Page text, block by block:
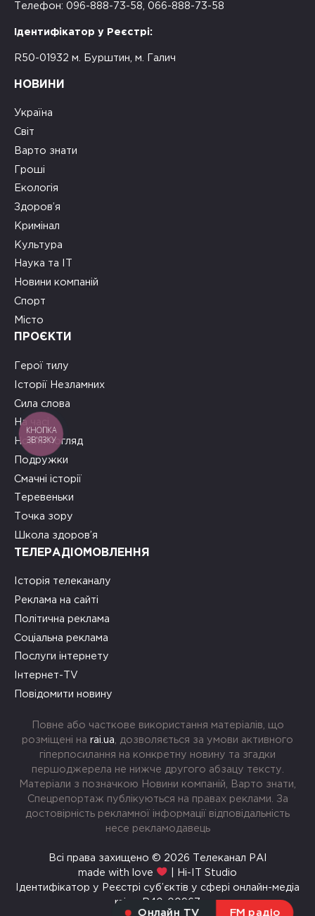
Онлайн TV FM радіо
Телефон: 096-888-73-58, 066-888-73-58
Ідентифікатор у Реєстрі:
R50-01932 м. Бурштин, м. Галич
НОВИНИ
Україна
Світ
Варто знати
Гроші
Екологія
Здоров’я
Кримінал
Культура
Наука та ІТ
Новини компаній
Спорт
Місто
ПРОЄКТИ
Герої тилу
Історії Незламних
Сила слова
На часі
Новий погляд
Подружки
Смачні історії
Теревеньки
Точка зору
Школа здоров’я
ТЕЛЕРАДІОМОВЛЕННЯ
Історія телеканалу
Реклама на сайті
Політична реклама
Соціальна реклама
Послуги інтернету
Інтернет-TV
Повідомити новину
Повне або часткове використання матеріалів, що
розміщені на rai.ua , дозволяється за умови активного
гіперпосилання на конкретну новину та згадки
першоджерела не нижче другого абзацу тексту.
Матеріали з позначкою Новини компаній, Варто знати,
Спецрепортаж публікуються на правах реклами. За
достовірність рекламної інформації відповідальність
несе рекламодавець
Всі права захищено © 2026 Телеканал РАІ
made with love
| Hi-IT Studio
Ідентифікатор у Реєстрі суб’єктів у сфері онлайн-медіа
rai.ua R40-00967
КНОПКА
ЗВ'ЯЗКУ